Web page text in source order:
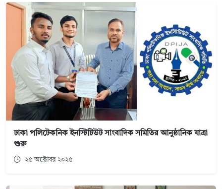
ঢাকা পলিটেকনিক ইনস্টিটিউট সাংবাদিক সমিতির আনুষ্ঠানিক যাত্রা
শুরু
২৫ অক্টোবর ২০২৫